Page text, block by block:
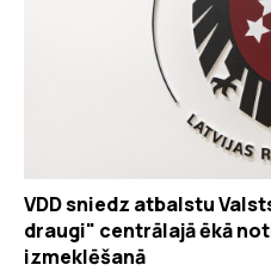
VDD sniedz atbalstu
draugi" centrālajā ēkā
izmeklēšanā